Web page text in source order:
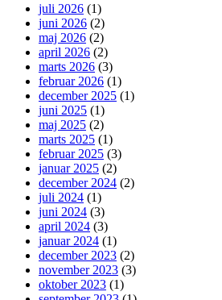
juli 2026 (1)
juni 2026 (2)
maj 2026 (2)
april 2026 (2)
marts 2026 (3)
februar 2026 (1)
december 2025 (1)
juni 2025 (1)
maj 2025 (2)
marts 2025 (1)
februar 2025 (3)
januar 2025 (2)
december 2024 (2)
juli 2024 (1)
juni 2024 (3)
april 2024 (3)
januar 2024 (1)
december 2023 (2)
november 2023 (3)
oktober 2023 (1)